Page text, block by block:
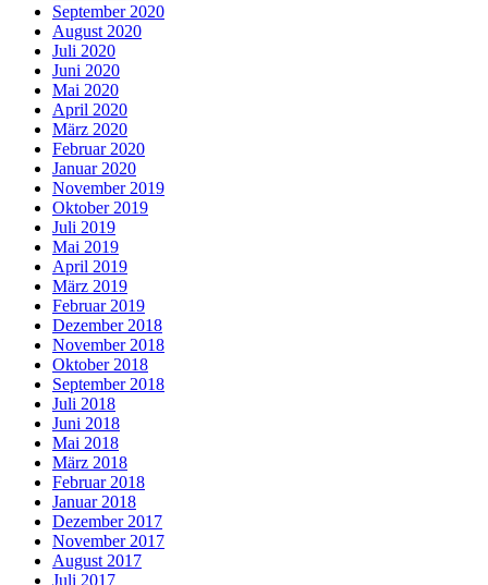
September 2020
August 2020
Juli 2020
Juni 2020
Mai 2020
April 2020
März 2020
Februar 2020
Januar 2020
November 2019
Oktober 2019
Juli 2019
Mai 2019
April 2019
März 2019
Februar 2019
Dezember 2018
November 2018
Oktober 2018
September 2018
Juli 2018
Juni 2018
Mai 2018
März 2018
Februar 2018
Januar 2018
Dezember 2017
November 2017
August 2017
Juli 2017